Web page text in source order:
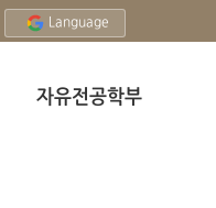
Language
자유전공학부